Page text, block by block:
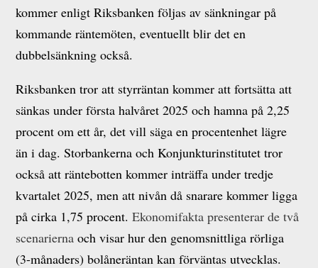
kommer enligt Riksbanken följas av sänkningar på
kommande räntemöten, eventuellt blir det en
dubbelsänkning också.
Riksbanken tror att styrräntan kommer att fortsätta att
sänkas under första halvåret 2025 och hamna på 2,25
procent om ett år, det vill säga en procentenhet lägre
än i dag. Storbankerna och Konjunkturinstitutet tror
också att räntebotten kommer inträffa under tredje
kvartalet 2025, men att nivån då snarare kommer ligga
på cirka 1,75 procent.Ekonomifakta presenterar de två
scenarierna och visar hur den genomsnittliga rörliga
(3-månaders) bolåneräntan kan förväntas utvecklas.